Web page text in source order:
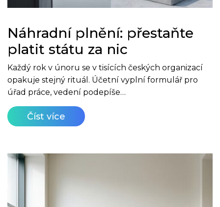
Náhradní plnění: přestaňte
platit státu za nic
Každý rok v únoru se v tisících českých organizací
opakuje stejný rituál. Účetní vyplní formulář pro
úřad práce, vedení podepíše…
Číst více